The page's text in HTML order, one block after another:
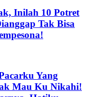
Inilah 10 Potret
Tak Bisa
Yang
Mau Ku Nikahi!